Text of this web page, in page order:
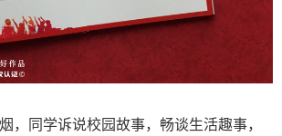
，同学诉说校园故事，畅谈生活趣事，